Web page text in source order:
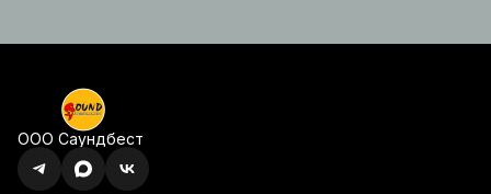
ООО Саундбест